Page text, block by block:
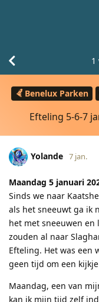
Benelux Parken
Efteling 5-6-7
1
Yolande 7 jan.
Maandag 5 januari
Sinds we naar
als het sneeuwt ga ik
het met sneeuwen en
zouden al naar
Efteling. Het was een
geen tijd om een
Maandag, een van
kan ik mijn tijd zelf